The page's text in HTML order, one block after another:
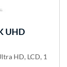
UHD
HD, LCD, 1